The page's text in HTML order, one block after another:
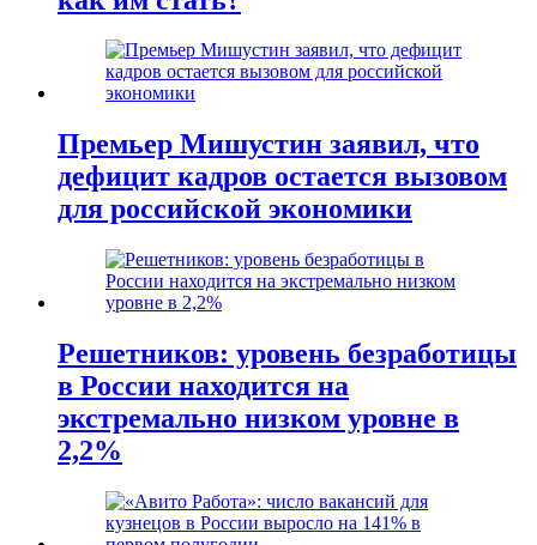
Премьер Мишустин заявил, что
дефицит кадров остается вызовом
для российской экономики
Решетников: уровень безработицы
в России находится на
экстремально низком уровне в
2,2%